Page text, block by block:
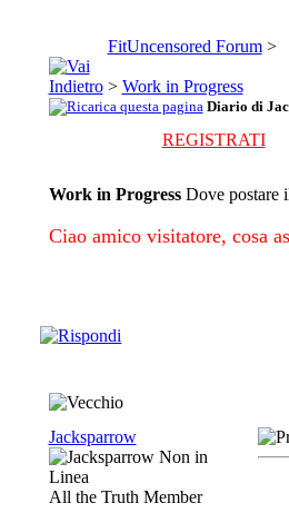
FitUncensored Forum >
> Work in Progress
Diario di
REGISTRATI
Work in Progress Dove postare
Ciao amico visitatore, cosa
Jacksparrow
All the Truth Member